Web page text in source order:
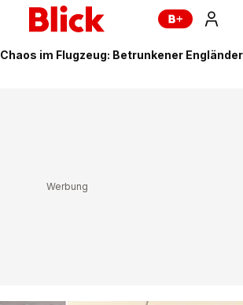
Chaos im Flugzeug: Betrunkener